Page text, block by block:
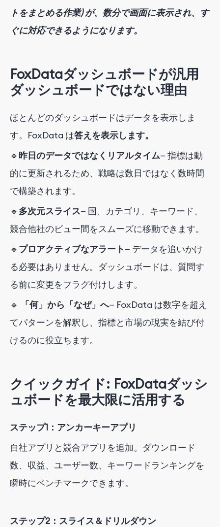
トをまとめる作業) が、数分で画面に表示され、す
ぐに対応できるようになります。
FoxDataダッシュボードが汎用
ダッシュボードではない理由
ほとんどのダッシュボードはデータを表示しま
す。FoxData は答えを表示します。
🔹 昨日のデータではなくリアルタイム— 指標は動
的に更新されるため、戦略は数日ではなく数時間
で構築されます。
🔹 多次元スライス— 国、カテゴリ、キーワード、
競合他社のビュー間をスムーズに移動できます。
🔹 プロアクティブなアラート— データを追いかけ
る必要はありません。ダッシュボードは、質問す
る前に変更をフラグ付けします。
🔹
「何」から「なぜ」へ— FoxData は数字を超え
てパターンを解釈し、指標と市場の現実を結び付
けるのに役立ちます。
クイックガイド: FoxDataダッシ
ュボードを最大限に活用する
ステップ1：アンカーキーアプリ
自社アプリと競合アプリを追加。ダウンロード
数、収益、ユーザー数、キーワードランキングを
瞬時にベンチマークできます。
ステップ2：スライス＆ドリルダウン